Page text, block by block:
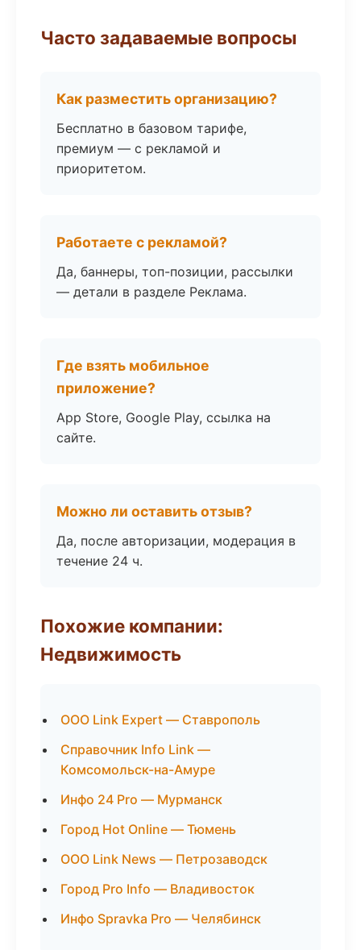
Часто задаваемые вопросы
Как разместить организацию?
Бесплатно в базовом тарифе,
премиум — с рекламой и
приоритетом.
Работаете с рекламой?
Да, баннеры, топ-позиции, рассылки
— детали в разделе Реклама.
Где взять мобильное
приложение?
App Store, Google Play, ссылка на
сайте.
Можно ли оставить отзыв?
Да, после авторизации, модерация в
течение 24 ч.
Похожие компании:
Недвижимость
ООО Link Expert — Ставрополь
Справочник Info Link —
Комсомольск-на-Амуре
Инфо 24 Pro — Мурманск
Город Hot Online — Тюмень
ООО Link News — Петрозаводск
Город Pro Info — Владивосток
Инфо Spravka Pro — Челябинск